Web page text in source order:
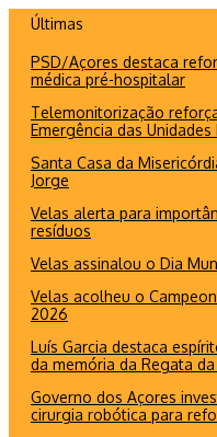
conteúdo
Últimas
PSD/Açores destaca
médica pré-hospitalar
Telemonitorização
Emergência das
Santa Casa da
Jorge
Velas alerta para
resíduos
Velas assinalou o Dia
Velas acolheu o
2026
Luís Garcia destaca
da memória da Regata
Governo dos Açores
cirurgia robótica para